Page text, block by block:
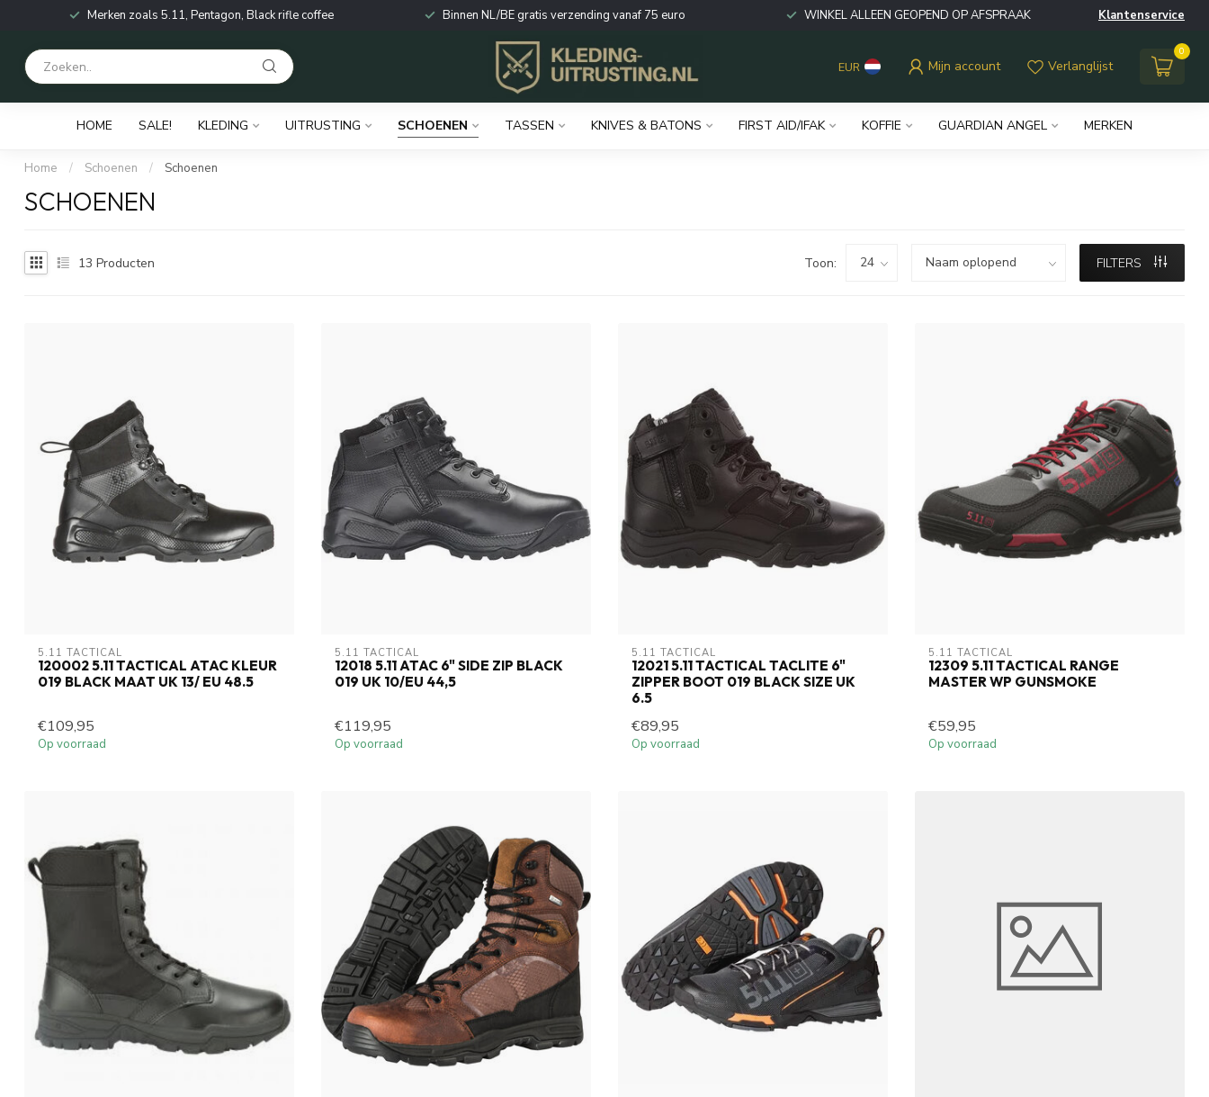
Merken zoals 5.11, Pentagon, Black rifle coffee Binnen NL/BE gratis verzending vanaf 75 euro WINKEL ALLEEN GEOPEND OP AFSPRAAK Klantenservice
EUR Mijn account Verlanglijst
0
HOME SALE! KLEDING UITRUSTING SCHOENEN TASSEN KNIVES & BATONS FIRST AID/IFAK KOFFIE GUARDIAN ANGEL MERKEN
Home / Schoenen / Schoenen
SCHOENEN
13 Producten Toon: FILTERS
5.11 TACTICAL
120002 5.11 TACTICAL ATAC KLEUR
019 BLACK MAAT UK 13/ EU 48.5
€109,95
Op voorraad
5.11 TACTICAL
12018 5.11 ATAC 6" SIDE ZIP BLACK
019 UK 10/EU 44,5
€119,95
Op voorraad
5.11 TACTICAL
12021 5.11 TACTICAL TACLITE 6"
ZIPPER BOOT 019 BLACK SIZE UK
6.5
€89,95
Op voorraad
5.11 TACTICAL
12309 5.11 TACTICAL RANGE
MASTER WP GUNSMOKE
€59,95
Op voorraad